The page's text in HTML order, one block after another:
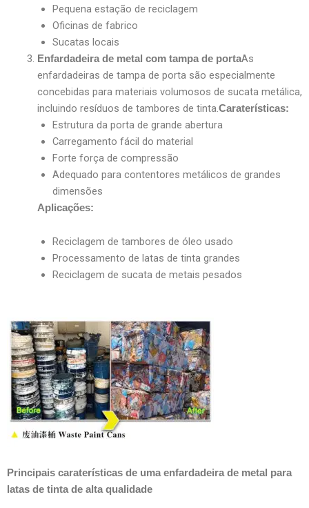
Pequena estação de reciclagem
Oficinas de fabrico
Sucatas locais
Enfardadeira de metal com tampa de portaAs
enfardadeiras de tampa de porta são especialmente
concebidas para materiais volumosos de sucata metálica,
incluindo resíduos de tambores de tinta. Caraterísticas:
Estrutura da porta de grande abertura
Carregamento fácil do material
Forte força de compressão
Adequado para contentores metálicos de grandes
dimensões
Aplicações:
Reciclagem de tambores de óleo usado
Processamento de latas de tinta grandes
Reciclagem de sucata de metais pesados
Principais caraterísticas de uma enfardadeira de metal para
latas de tinta de alta qualidade